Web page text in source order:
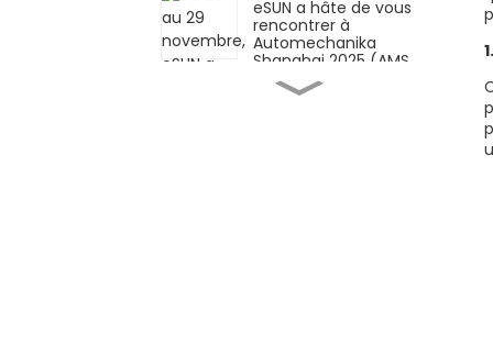
eSUN a hâte de vous
rencontrer à
Automechanika
Shanghai 2025 (AMS
2025)
Matériaux innovants ×
Applications innovantes